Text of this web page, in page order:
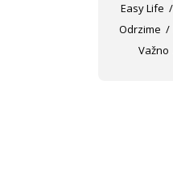
Easy Life
Odrzime
Važno